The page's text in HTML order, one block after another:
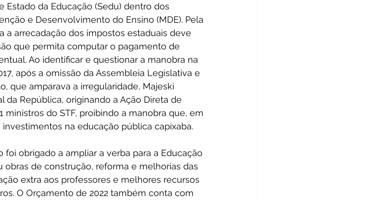
Estado da Educação (Sedu) dentro dos
e Desenvolvimento do Ensino (MDE). Pela
a arrecadação dos impostos estaduais deve
que permita computar o pagamento de
Ao identificar e questionar a manobra na
após a omissão da Assembleia Legislativa e
que amparava a irregularidade, Majeski
da República, originando a Ação Direta de
ministros do STF, proibindo a manobra que, em
na educação pública capixaba.
foi obrigado a ampliar a verba para a Educação
obras de construção, reforma e melhorias das
extra aos professores e melhores recursos
O Orçamento de 2022 também conta com